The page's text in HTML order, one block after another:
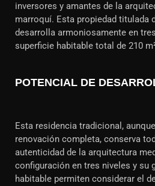
inversores y amantes de la
marroquí. Esta propiedad titulada
desarrolla armoniosamente en
superficie habitable total de 210
POTENCIAL DE
Esta residencia tradicional,
renovación completa, conserva
autenticidad de la arquitectura
configuración en tres niveles y su
habitable permiten considerar el